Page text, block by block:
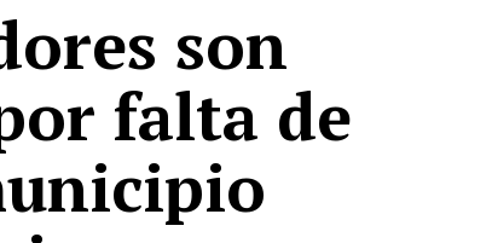
son
falta de